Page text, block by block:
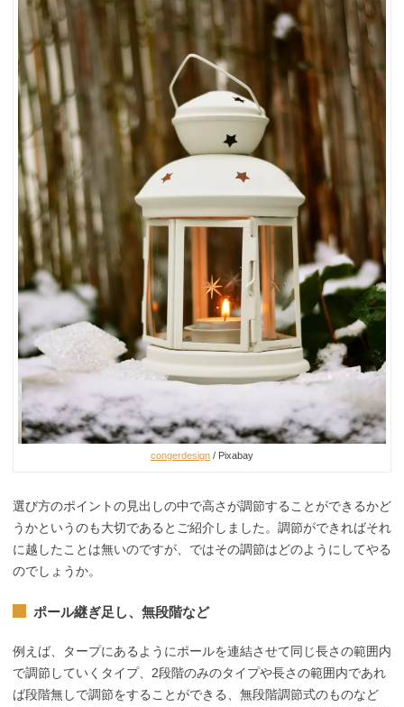
congerdesign / Pixabay
選び方のポイントの見出しの中で高さが調節することができるかど
うかというのも大切であるとご紹介しました。調節ができればそれ
に越したことは無いのですが、ではその調節はどのようにしてやる
のでしょうか。
ポール継ぎ足し、無段階など
例えば、タープにあるようにポールを連結させて同じ長さの範囲内
で調節していくタイプ、2段階のみのタイプや長さの範囲内であれ
ば段階無しで調節をすることができる、無段階調節式のものなど